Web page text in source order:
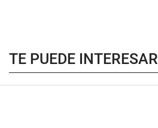
TE PUEDE INTERESAR